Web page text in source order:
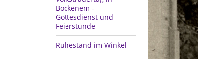
Bockenem -
Gottesdienst und
Feierstunde
Ruhestand im Winkel